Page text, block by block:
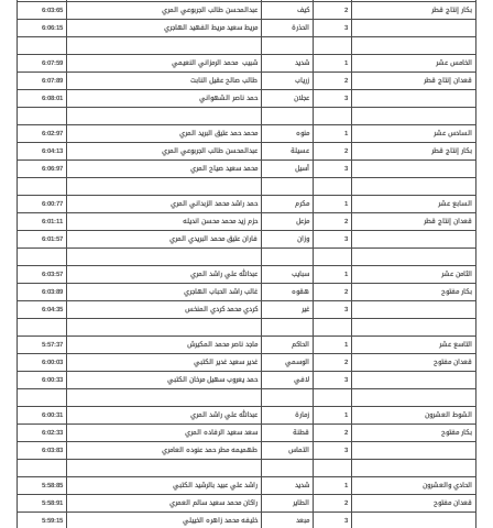
بكار إنتاج قطر
2 كيف عبدالمحسن طالب الجربوعي المري
6:03:65
3
الحذرة مريط سعيد مريط الفهيد الهاجري 6:06:15
الخامس عشر 1 شديد شبيب محمد الرمزاني النعيمي
6:07:59
قعدان إنتاج قطر
2 زرياب طالب صالح عقيل النابت
6:07:89
3
عجلان حمد ناصر الشهواني 6:08:01
السادس عشر 1 منوه محمد حمد عتيق البريد المري
6:02:97
بكار إنتاج قطر
2 عسيلة عبدالمحسن طالب الجربوعي المري
6:04:13
3
أسيل محمد سعيد صياح المري 6:06:97
السابع عشر 1 مكرم حمد راشد محمد الزبداني المري
6:00:77
قعدان إنتاج قطر
2 مزعل حزم زيد محمد محسن انديله
6:01:11
3
وزان فاران عتيق محمد البريدي المري 6:01:57
الثامن عشر 1 سبايب عبدالله علي راشد المري
6:03:57
بكار مفتوح
2 هقوه غالب راشد الحباب الهاجري
6:03:89
3
غير كردي محمد كردي المنخس 6:04:35
التاسع عشر 1 الحاكم ماجد ناصر محمد المكيرش
5:57:37
قعدان مفتوح
2 الوسمي غدير سعيد غدير الكتبي
6:00:03
3
لافي حمد يعروب سهيل مرخان الكتبي 6:00:33
الشوط العشرون 1 زمارة عبدالله علي راشد المري
6:00:31
بكار مفتوح
2 قطنة سعد سعيد الرفاده المري
6:02:33
3
التماس طهميمه مطر حمد عنوده العامري 6:03:83
الحادي والعشرون 1 شديد راشد علي عبيد بالرشيد الكتبي
5:58:85
قعدان مفتوح
2 الطاير راكان محمد سعيد سالم العمري
5:58:91
3
مبعد خليفه محمد زاهره الخييلي 5:59:15